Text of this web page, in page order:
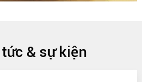
& sự kiện